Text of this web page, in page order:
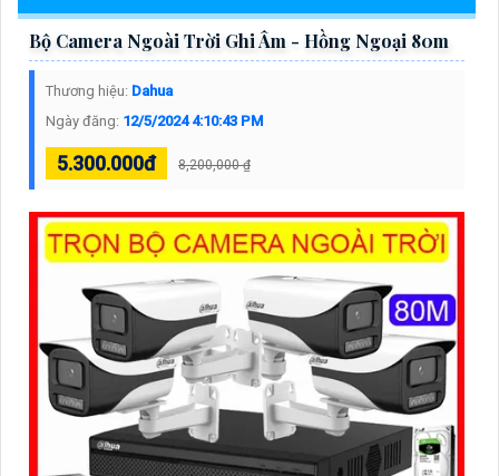
Bộ Camera Ngoài Trời Ghi Âm - Hồng Ngoại 80m
Thương hiệu: Dahua
Ngày đăng: 12/5/2024 4:10:43 PM
5.300.000đ 8,200,000 ₫